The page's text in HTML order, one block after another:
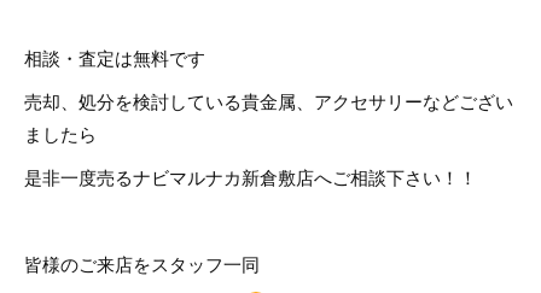
相談・査定は無料です
売却、処分を検討している貴金属、アクセサリーなどござい
ましたら
是非一度売るナビマルナカ新倉敷店へご相談下さい！！
皆様のご来店をスタッフ一同